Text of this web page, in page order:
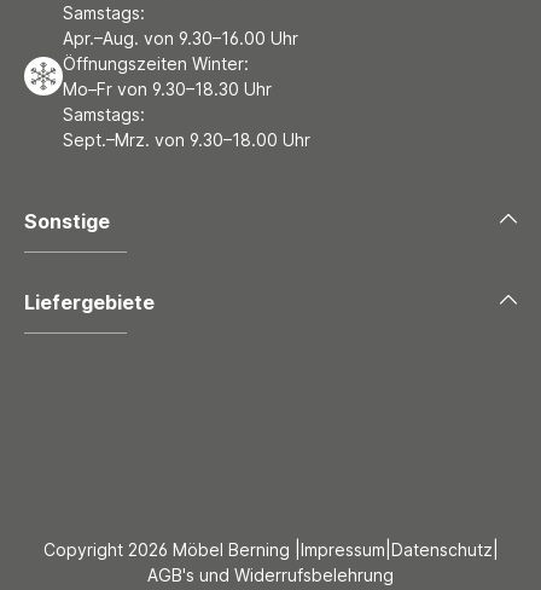
Samstags:
Apr.–Aug. von 9.30–16.00 Uhr
Öffnungszeiten Winter:
Mo–Fr von 9.30–18.30 Uhr
Samstags:
Sept.–Mrz. von 9.30–18.00 Uhr
Sonstige
Liefergebiete
Copyright 2026 Möbel Berning | Impressum Datenschutz
AGB's und Widerrufsbelehrung